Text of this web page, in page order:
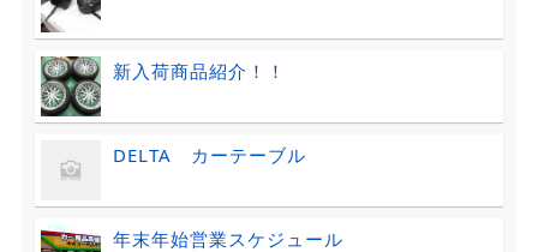
新入荷商品紹介！！
DELTA カーテーブル
年末年始営業スケジュール